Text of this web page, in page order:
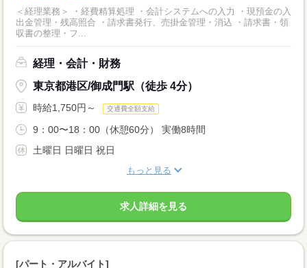
＜経理業務＞ ・経費精算処理 ・会計システムへの入力 ・現預金の入
出金管理・残高照合 ・請求書発行、売掛金管理・消込 ・請求書・領
収書の整理・フ...
経理・会計・財務
東京都港区/御成門駅（徒歩 4分）
時給1,750円～ 交通費全額支給
9：00〜18：00（休憩60分） 実働8時間
土曜日 日曜日 祝日
もっと見る
求人詳細を見る
[パート・アルバイト]